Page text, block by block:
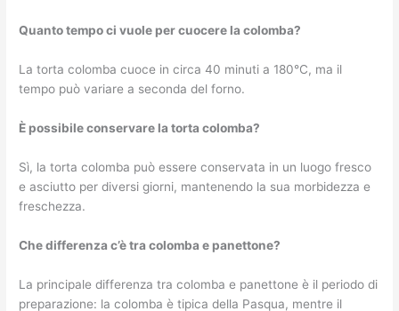
Quanto tempo ci vuole per cuocere la colomba?
La torta colomba cuoce in circa 40 minuti a 180°C, ma il
tempo può variare a seconda del forno.
È possibile conservare la torta colomba?
Sì, la torta colomba può essere conservata in un luogo fresco
e asciutto per diversi giorni, mantenendo la sua morbidezza e
freschezza.
Che differenza c’è tra colomba e panettone?
La principale differenza tra colomba e panettone è il periodo di
preparazione: la colomba è tipica della Pasqua, mentre il